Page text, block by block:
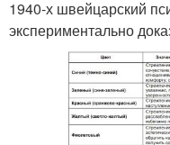
1940-х швейцарский
экспериментально